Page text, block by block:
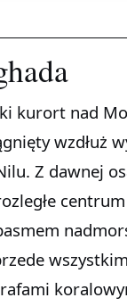
wzdłuż
Z dawnej